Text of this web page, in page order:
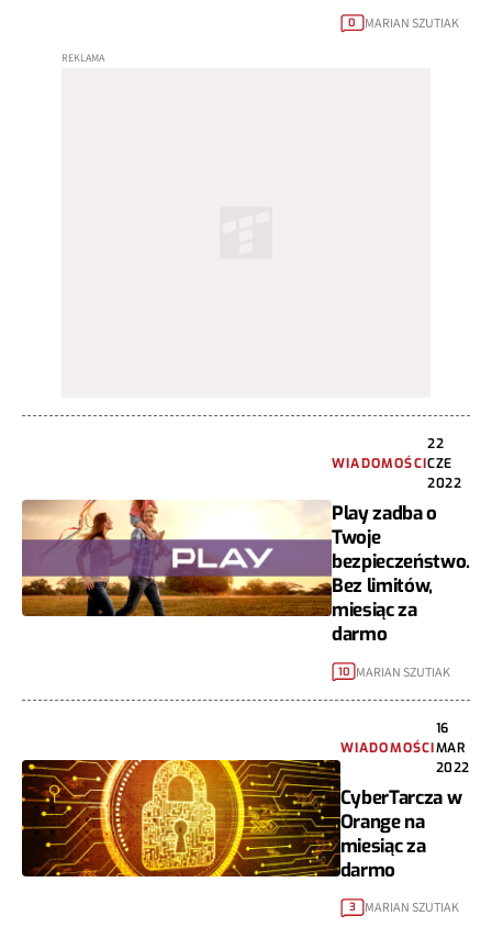
0 MARIAN SZUTIAK
WIADOMOŚCI
22
CZE
2022
Play zadba o
Twoje
bezpieczeństwo.
Bez limitów,
miesiąc za
darmo
10 MARIAN SZUTIAK
WIADOMOŚCI
16
MAR
2022
CyberTarcza w
Orange na
miesiąc za
darmo
3 MARIAN SZUTIAK